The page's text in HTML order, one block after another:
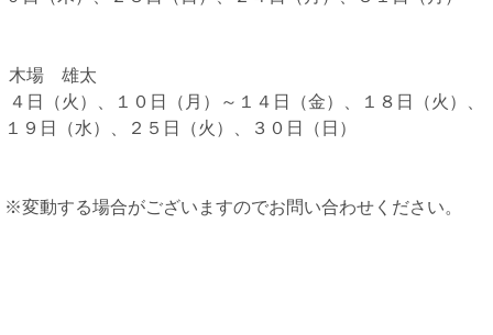
木場 雄太
４日（火）、１０日（月）～１４日（金）、１８日（火）、
１９日（水）、２５日（火）、３０日（日）
※変動する場合がございますのでお問い合わせください。